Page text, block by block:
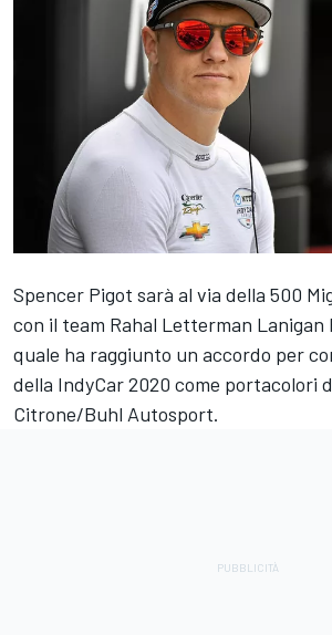
Spencer Pigot sarà al via della 500
con il team Rahal Letterman Lanigan
quale ha raggiunto un accordo per
della IndyCar 2020 come portacolori
Citrone/Buhl Autosport.